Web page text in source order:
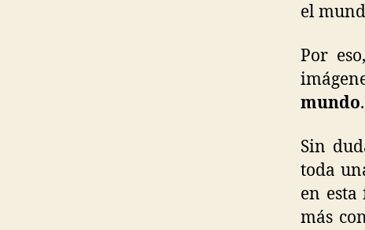
el
Por
mundo.
Sin
toda
en esta
más